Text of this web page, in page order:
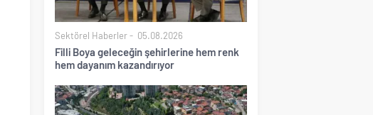
Sektörel Haberler 05.08.2026
Filli Boya geleceğin şehirlerine hem renk
hem dayanım kazandırıyor